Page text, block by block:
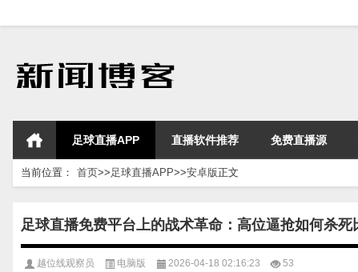
足球直播APP 直播软件推荐 免费直播源
当前位置： 首页>>足球直播APP>>安卓版正文
足球直播免费平台上的战术革命：高位逼抢如何杀死
越位线观察员 电脑版 2026-04-18 02:16:23 53